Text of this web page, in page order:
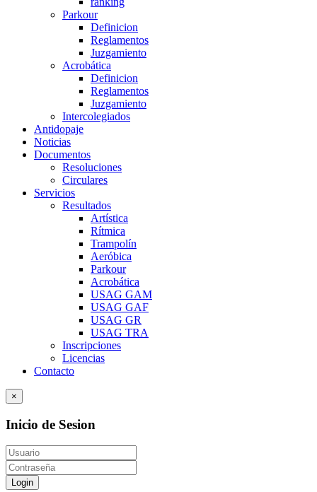
Parkour
Definicion
Reglamentos
Juzgamiento
Acrobática
Definicion
Reglamentos
Juzgamiento
Intercolegiados
Antidopaje
Noticias
Documentos
Resoluciones
Circulares
Servicios
Resultados
Artística
Rítmica
Trampolín
Aeróbica
Parkour
Acrobática
USAG GAM
USAG GAF
USAG GR
USAG TRA
Inscripciones
Licencias
Contacto
×
Inicio de Sesion
Login